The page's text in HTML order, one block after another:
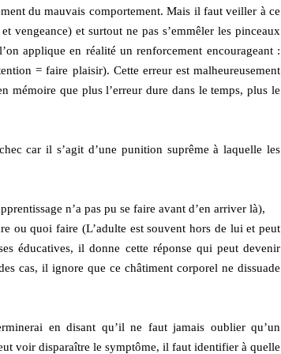
du mauvais comportement. Mais il faut veiller à ce
vengeance) et surtout ne pas s’emmêler les pinceaux
applique en réalité un renforcement encourageant :
= faire plaisir). Cette erreur est malheureusement
mémoire que plus l’erreur dure dans le temps, plus le
car il s’agit d’une punition suprême à laquelle les
n’a pas pu se faire avant d’en arriver là),
ou quoi faire (L’adulte est souvent hors de lui et peut
éducatives, il donne cette réponse qui peut devenir
cas, il ignore que ce châtiment corporel ne dissuade
en disant qu’il ne faut jamais oublier qu’un
voir disparaître le symptôme, il faut identifier à quelle